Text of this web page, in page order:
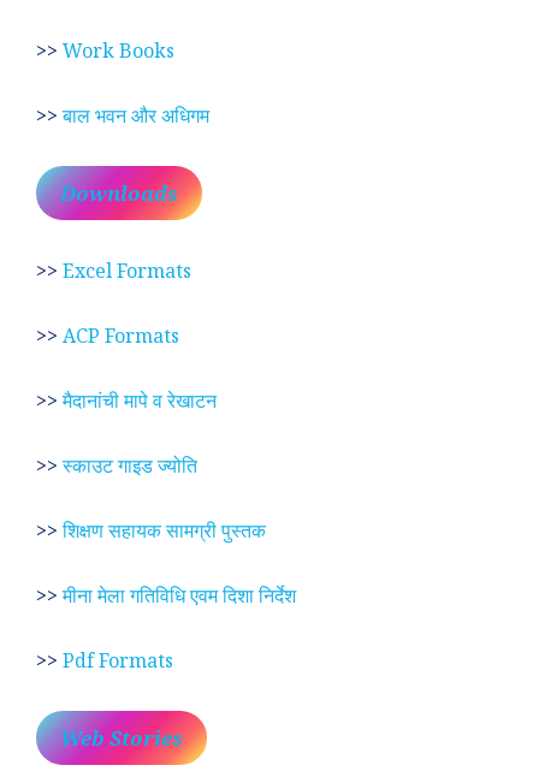
>> Work Books
>>बाल भवन और अधिगम
Downloads
>> Excel Formats
>> ACP Formats
>>मैदानांची मापे व रेखाटन
>>स्काउट गाइड ज्योति
>>शिक्षण सहायक सामग्री पुस्तक
>>मीना मेला गतिविधि एवम दिशा निर्देश
>> Pdf Formats
Web Stories